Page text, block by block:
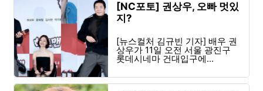
[NC포토] 권상우, 오빠 멋있
지?
[뉴스컬처 김규빈 기자] 배우 권
상우가 11일 오전 서울 광진구
롯데시네마 건대입구에...